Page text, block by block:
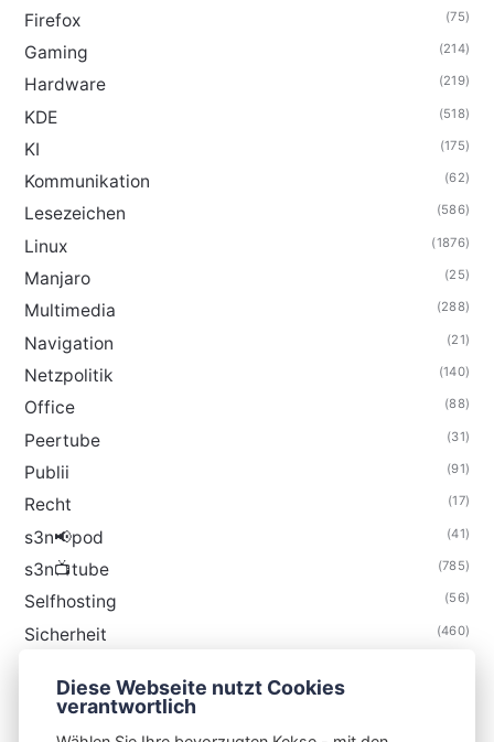
Firefox (75)
Gaming (214)
Hardware (219)
KDE (518)
KI (175)
Kommunikation (62)
Lesezeichen (586)
Linux (1876)
Manjaro (25)
Multimedia (288)
Navigation (21)
Netzpolitik (140)
Office (88)
Peertube (31)
Publii (91)
Recht (17)
s3n📢pod (41)
s3n📺tube (785)
Selfhosting (56)
Sicherheit (460)
Thunderbird
Diese Webseite nutzt Cookies
verantwortlich